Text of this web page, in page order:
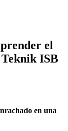
el
ISB
en una